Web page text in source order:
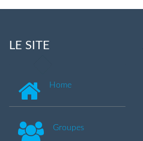
LE SITE
Home
Groupes